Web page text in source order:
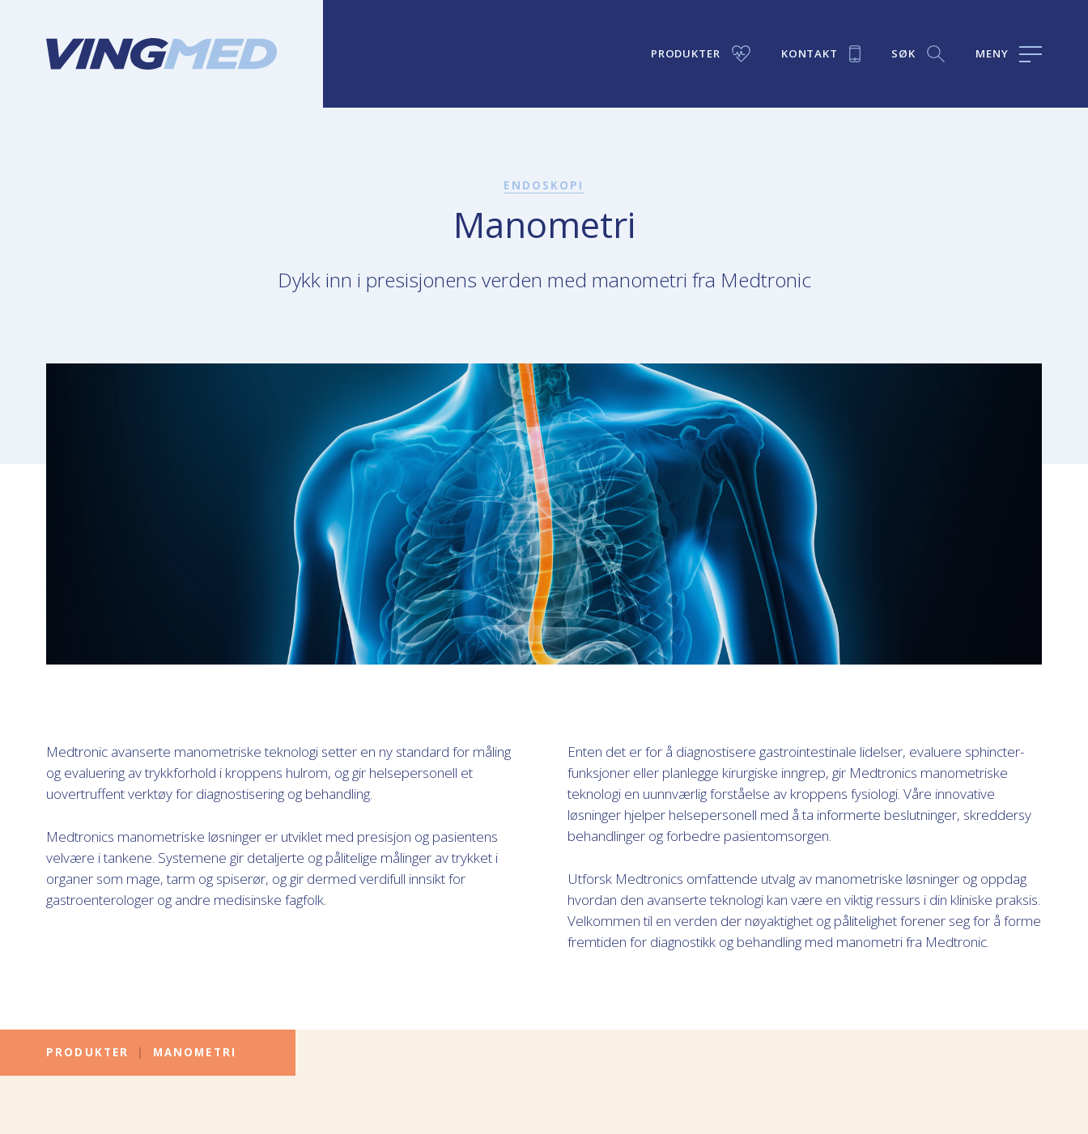
PRODUKTER KONTAKT SØK MENY
ENDOSKOPI
Manometri
Dykk inn i presisjonens verden med manometri fra Medtronic
Medtronic avanserte manometriske teknologi setter en ny standard for måling
og evaluering av trykkforhold i kroppens hulrom, og gir helsepersonell et
uovertruffent verktøy for diagnostisering og behandling.
Medtronics manometriske løsninger er utviklet med presisjon og pasientens
velvære i tankene. Systemene gir detaljerte og pålitelige målinger av trykket i
organer som mage, tarm og spiserør, og gir dermed verdifull innsikt for
gastroenterologer og andre medisinske fagfolk.
Enten det er for å diagnostisere gastrointestinale lidelser, evaluere sphincter-
funksjoner eller planlegge kirurgiske inngrep, gir Medtronics manometriske
teknologi en uunnværlig forståelse av kroppens fysiologi. Våre innovative
løsninger hjelper helsepersonell med å ta informerte beslutninger, skreddersy
behandlinger og forbedre pasientomsorgen.
Utforsk Medtronics omfattende utvalg av manometriske løsninger og oppdag
hvordan den avanserte teknologi kan være en viktig ressurs i din kliniske praksis.
Velkommen til en verden der nøyaktighet og pålitelighet forener seg for å forme
fremtiden for diagnostikk og behandling med manometri fra Medtronic.
PRODUKTER | MANOMETRI